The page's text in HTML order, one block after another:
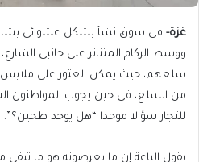
غزة- في سوق نشأ بشكل عشوائي بشارع
ووسط الركام المتناثر على جانبي
سلعهم، حيث يمكن العثور على ملابس
من السلع، في حين يجوب المواطنون
للتجار سؤالا موحدا “هل يوجد طحين؟”.
يقول الباعة إن ما يعرضونه هو ما